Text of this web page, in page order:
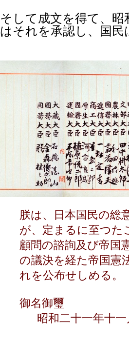
そして成文を得て、
はそれを承認し、国
朕は、日本国民の総
が、定まるに至つた
顧問の諮詢及び帝国
の議決を経た帝国憲
れを公布せしめる。
御名御璽
昭和二十一年十